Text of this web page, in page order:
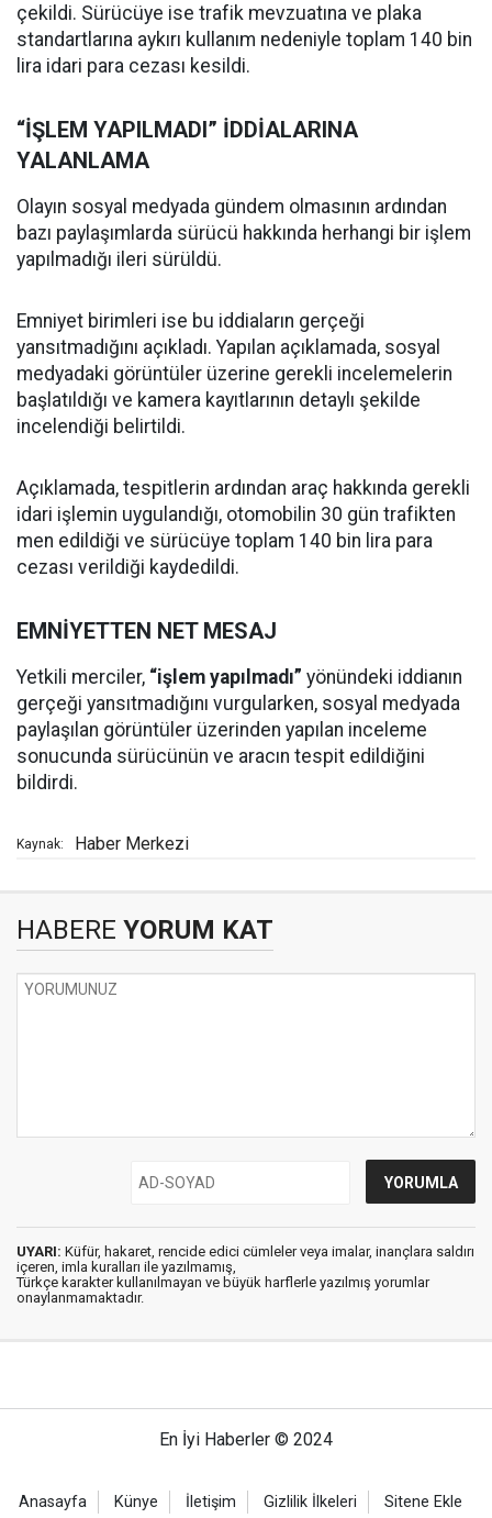
çekildi. Sürücüye ise trafik mevzuatına ve plaka
standartlarına aykırı kullanım nedeniyle toplam 140 bin
lira idari para cezası kesildi.
“İŞLEM YAPILMADI” İDDİALARINA
YALANLAMA
Olayın sosyal medyada gündem olmasının ardından
bazı paylaşımlarda sürücü hakkında herhangi bir işlem
yapılmadığı ileri sürüldü.
Emniyet birimleri ise bu iddiaların gerçeği
yansıtmadığını açıkladı. Yapılan açıklamada, sosyal
medyadaki görüntüler üzerine gerekli incelemelerin
başlatıldığı ve kamera kayıtlarının detaylı şekilde
incelendiği belirtildi.
Açıklamada, tespitlerin ardından araç hakkında gerekli
idari işlemin uygulandığı, otomobilin 30 gün trafikten
men edildiği ve sürücüye toplam 140 bin lira para
cezası verildiği kaydedildi.
EMNİYETTEN NET MESAJ
Yetkili merciler, “işlem yapılmadı” yönündeki iddianın
gerçeği yansıtmadığını vurgularken, sosyal medyada
paylaşılan görüntüler üzerinden yapılan inceleme
sonucunda sürücünün ve aracın tespit edildiğini
bildirdi.
Kaynak: Haber Merkezi
HABERE YORUM KAT
UYARI: Küfür, hakaret, rencide edici cümleler veya imalar, inançlara saldırı
içeren, imla kuralları ile yazılmamış,
Türkçe karakter kullanılmayan ve büyük harflerle yazılmış yorumlar
onaylanmamaktadır.
En İyi Haberler © 2024
Anasayfa Künye İletişim Gizlilik İlkeleri Sitene Ekle